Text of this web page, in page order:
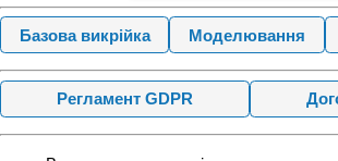
Базова викрійка Моделювання
Регламент GDPR